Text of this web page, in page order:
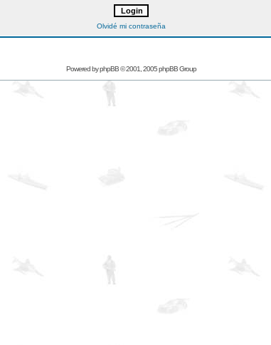
Olvidé mi contraseña
Powered byphpBB© 2001, 2005 phpBB Group